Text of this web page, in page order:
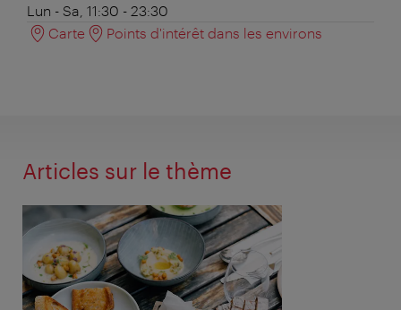
Lun - Sa, 11:30 - 23:30
Carte
Points d'intérêt dans les environs
Articles sur le thème